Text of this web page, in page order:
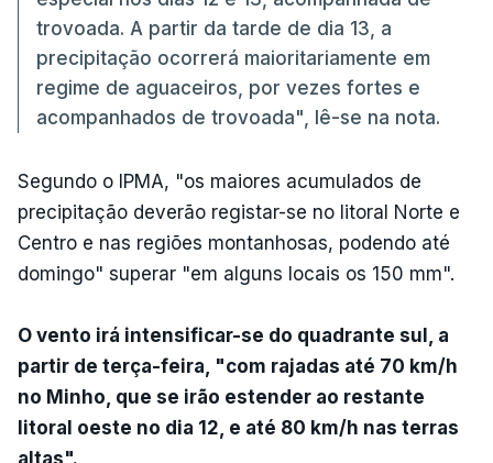
trovoada. A partir da tarde de dia 13, a
precipitação ocorrerá maioritariamente em
regime de aguaceiros, por vezes fortes e
acompanhados de trovoada", lê-se na nota.
Segundo o IPMA, "os maiores acumulados de
precipitação deverão registar-se no litoral Norte e
Centro e nas regiões montanhosas, podendo até
domingo" superar "em alguns locais os 150 mm".
O vento irá intensificar-se do quadrante sul, a
partir de terça-feira, "com rajadas até 70 km/h
no Minho, que se irão estender ao restante
litoral oeste no dia 12, e até 80 km/h nas terras
altas".